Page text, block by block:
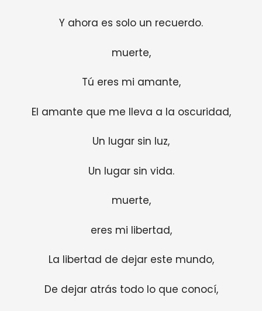
Y ahora es solo un recuerdo.
muerte,
Tú eres mi amante,
El amante que me lleva a la oscuridad,
Un lugar sin luz,
Un lugar sin vida.
muerte,
eres mi libertad,
La libertad de dejar este mundo,
De dejar atrás todo lo que conocí,